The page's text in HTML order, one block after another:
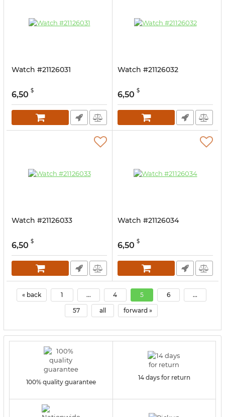
Watch #21126031
6,50 $
Watch #21126032
6,50 $
Watch #21126033
6,50 $
Watch #21126034
6,50 $
« back 1 ... 4 5 6 ...
57 all forward »
100% quality guarantee
14 days for return